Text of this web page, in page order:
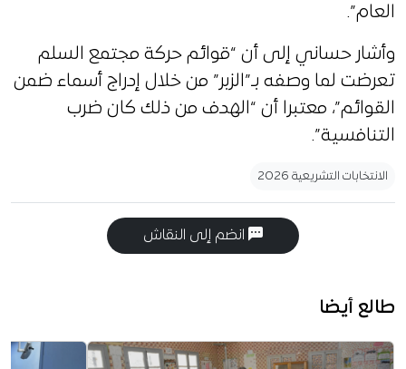
العام”.
وأشار حساني إلى أن “قوائم حركة مجتمع السلم
تعرضت لما وصفه بـ”الزبر” من خلال إدراج أسماء ضمن
القوائم”، معتبرا أن “الهدف من ذلك كان ضرب
التنافسية”.
الانتخابات التشريعية 2026
انضم إلى النقاش
طالع أيضا